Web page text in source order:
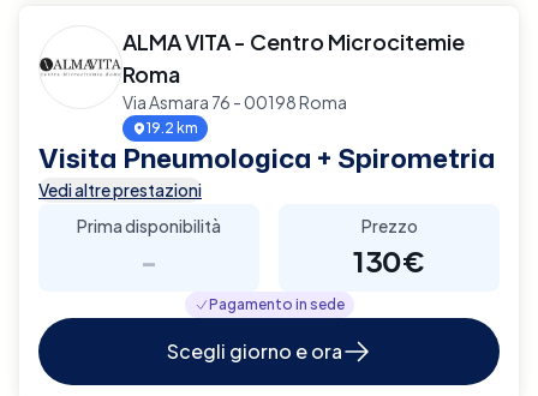
ALMA VITA - Centro Microcitemie
Roma
Via Asmara 76 - 00198 Roma
19.2 km
Visita Pneumologica + Spirometria
Vedi altre prestazioni
Prima disponibilità
-
Prezzo
130€
Pagamento in sede
Scegli giorno e ora